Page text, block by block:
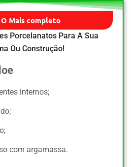
O Mais completo
internos;
com argamassa.